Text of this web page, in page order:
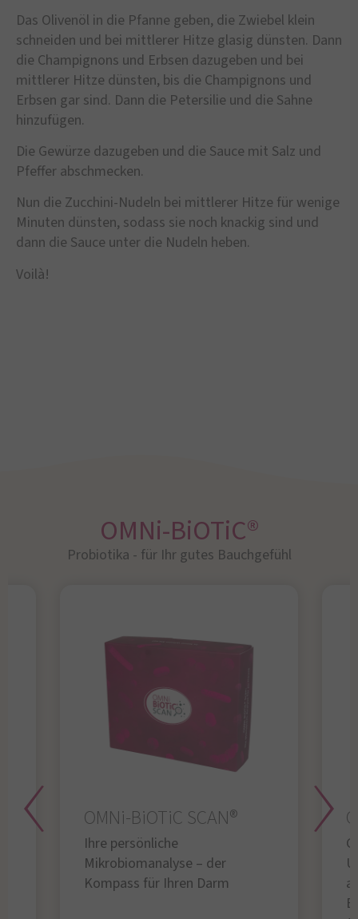
Das Olivenöl in die Pfanne geben, die Zwiebel klein
schneiden und bei mittlerer Hitze glasig dünsten. Dann
die Champignons und Erbsen dazugeben und bei
mittlerer Hitze dünsten, bis die Champignons und
Erbsen gar sind. Dann die Petersilie und die Sahne
hinzufügen.
Die Gewürze dazugeben und die Sauce mit Salz und
Pfeffer abschmecken.
Nun die Zucchini-Nudeln bei mittlerer Hitze für wenige
Minuten dünsten, sodass sie noch knackig sind und
dann die Sauce unter die Nudeln heben.
Voilà!
OMNi-BiOTiC®
Probiotika - für Ihr gutes Bauchgefühl​
OMNi-BiOTiC SCAN®
Ihre persönliche
Mikrobiomanalyse – der
Kompass für Ihren Darm